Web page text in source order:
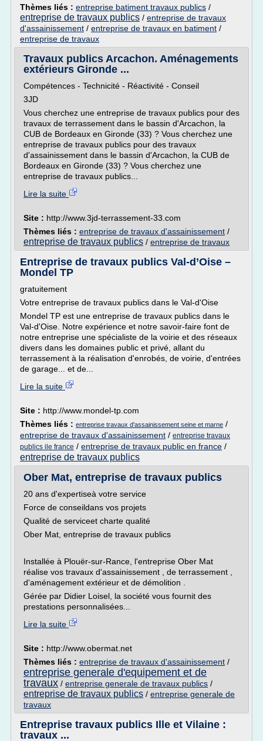
Thèmes liés : entreprise batiment travaux publics /
entreprise de travaux publics / entreprise de travaux
d'assainissement / entreprise de travaux en batiment /
entreprise de travaux
Travaux publics Arcachon. Aménagements
extérieurs Gironde ...
Compétences - Technicité - Réactivité - Conseil
3JD
Vous cherchez une entreprise de travaux publics pour des
travaux de terrassement dans le bassin d'Arcachon, la
CUB de Bordeaux en Gironde (33) ? Vous cherchez une
entreprise de travaux publics pour des travaux
d'assainissement dans le bassin d'Arcachon, la CUB de
Bordeaux en Gironde (33) ? Vous cherchez une
entreprise de travaux publics...
Lire la suite
Site : http://www.3jd-terrassement-33.com
Thèmes liés : entreprise de travaux d'assainissement /
entreprise de travaux publics / entreprise de travaux
Entreprise de travaux publics Val-d’Oise –
Mondel TP
gratuitement
Votre entreprise de travaux publics dans le Val-d'Oise
Mondel TP est une entreprise de travaux publics dans le
Val-d'Oise. Notre expérience et notre savoir-faire font de
notre entreprise une spécialiste de la voirie et des réseaux
divers dans les domaines public et privé, allant du
terrassement à la réalisation d'enrobés, de voirie, d'entrées
de garage... et de...
Lire la suite
Site : http://www.mondel-tp.com
Thèmes liés : entreprise travaux d'assainissement seine et marne /
entreprise de travaux d'assainissement / entreprise travaux
publics ile france / entreprise de travaux public en france /
entreprise de travaux publics
Ober Mat, entreprise de travaux publics
20 ans d'expertiseà votre service
Force de conseildans vos projets
Qualité de serviceet charte qualité
Ober Mat, entreprise de travaux publics
Installée à Plouër-sur-Rance, l'entreprise Ober Mat
réalise vos travaux d'assainissement , de terrassement ,
d'aménagement extérieur et de démolition .
Gérée par Didier Loisel, la société vous fournit des
prestations personnalisées...
Lire la suite
Site : http://www.obermat.net
Thèmes liés : entreprise de travaux d'assainissement /
entreprise generale d'equipement et de
travaux / entreprise generale de travaux publics /
entreprise de travaux publics / entreprise generale de
travaux
Entreprise travaux publics Ille et Vilaine :
travaux ...